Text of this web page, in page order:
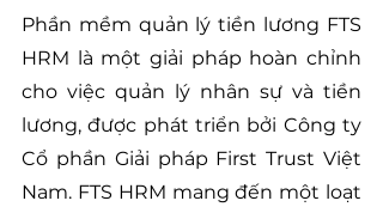
Phần mềm quản lý tiền lương FTS
HRM là một giải pháp hoàn chỉnh
cho việc quản lý nhân sự và tiền
lương, được phát triển bởi Công ty
Cổ phần Giải pháp First Trust Việt
Nam. FTS HRM mang đến một loạt